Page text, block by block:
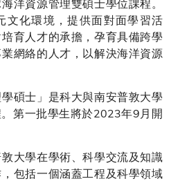
洋資源管理雙碩士學位課程。
文化環境，提供面對面學習活
育人才的承擔，孕育具備跨學
網絡的人才，以解決海洋資源
學碩士」是科大與南安普敦大學
第一批學生將於2023年9月開
大學在學術、科學交流及知識
包括一個涵蓋工程及科學領域